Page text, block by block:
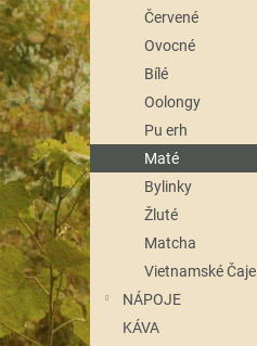
n
e
l
Červené
Ovocné
Bílé
Oolongy
Pu erh
Maté
Bylinky
Žluté
Matcha
Vietnamské Čaje
NÁPOJE
KÁVA